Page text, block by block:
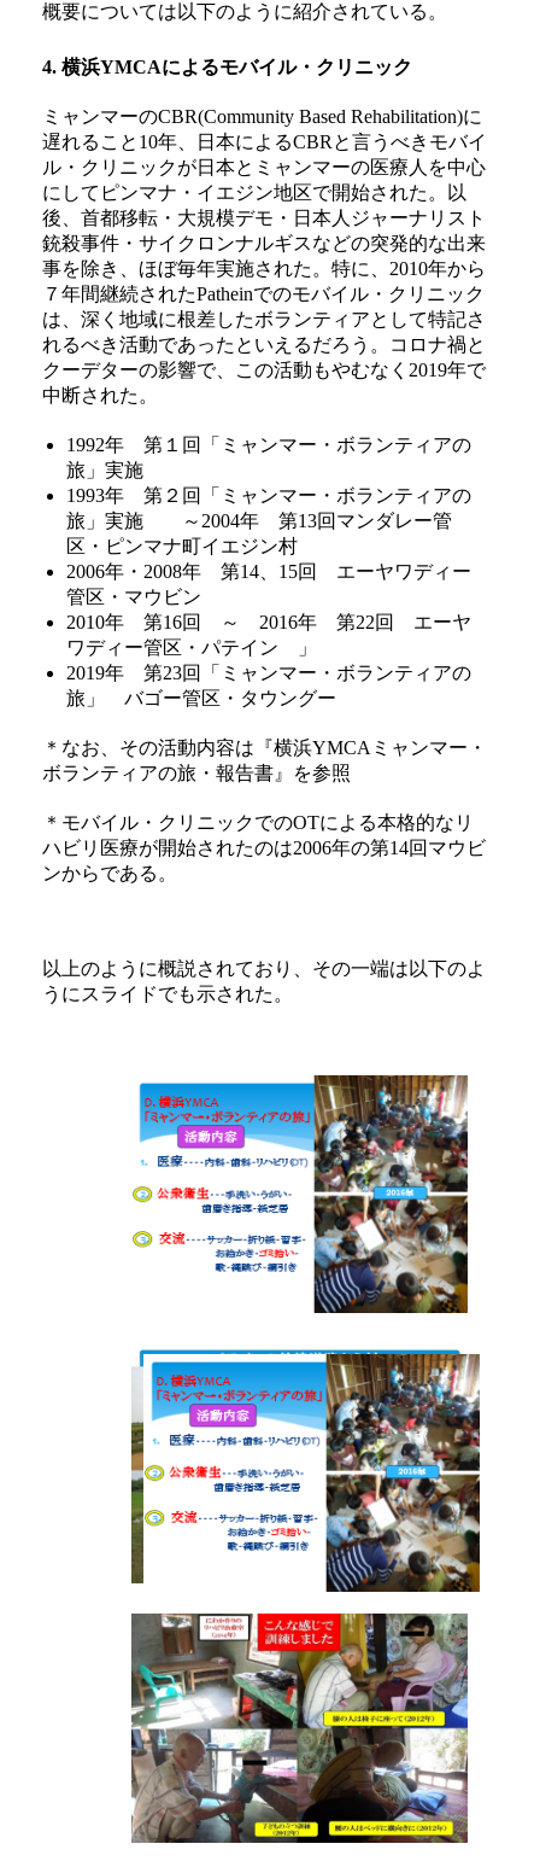
概要については以下のように紹介されている。
4. 横浜YMCAによるモバイル・クリニック
ミャンマーのCBR(Community Based Rehabilitation)に
遅れること10年、日本によるCBRと言うべきモバイ
ル・クリニックが日本とミャンマーの医療人を中心
にしてピンマナ・イエジン地区で開始された。以
後、首都移転・大規模デモ・日本人ジャーナリスト
銃殺事件・サイクロンナルギスなどの突発的な出来
事を除き、ほぼ毎年実施された。特に、2010年から
７年間継続されたPatheinでのモバイル・クリニック
は、深く地域に根差したボランティアとして特記さ
れるべき活動であったといえるだろう。コロナ禍と
クーデターの影響で、この活動もやむなく2019年で
中断された。
1992年 第１回「ミャンマー・ボランティアの
旅」実施
1993年 第２回「ミャンマー・ボランティアの
旅」実施 ～2004年 第13回マンダレー管
区・ピンマナ町イエジン村
2006年・2008年 第14、15回 エーヤワディー
管区・マウビン
2010年 第16回 ～ 2016年 第22回 エーヤ
ワディー管区・パテイン 」
2019年 第23回「ミャンマー・ボランティアの
旅」 バゴー管区・タウングー
＊なお、その活動内容は『横浜YMCAミャンマー・
ボランティアの旅・報告書』を参照
＊モバイル・クリニックでのOTによる本格的なリ
ハビリ医療が開始されたのは2006年の第14回マウビ
ンからである。
以上のように概説されており、その一端は以下のよ
うにスライドでも示された。